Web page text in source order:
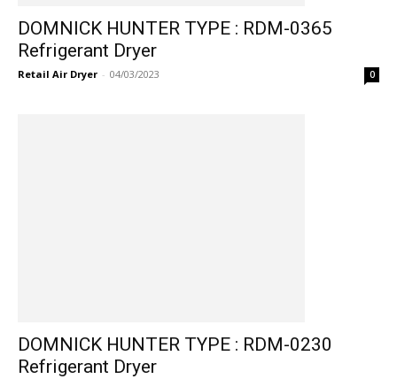
DOMNICK HUNTER TYPE : RDM-0365
Refrigerant Dryer
Retail Air Dryer - 04/03/2023 0
DOMNICK HUNTER TYPE : RDM-0230
Refrigerant Dryer